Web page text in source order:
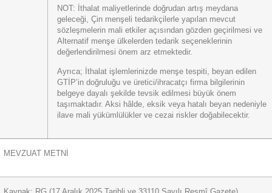
NOT: İthalat maliyetlerinde doğrudan artış meydana
geleceği, Çin menşeli tedarikçilerle yapılan mevcut
sözleşmelerin mali etkiler açısından gözden geçirilmesi ve
Alternatif menşe ülkelerden tedarik seçeneklerinin
değerlendirilmesi önem arz etmektedir.
Ayrıca; İthalat işlemlerinizde menşe tespiti, beyan edilen
GTİP’in doğruluğu ve üretici/ihracatçı firma bilgilerinin
belgeye dayalı şekilde tevsik edilmesi büyük önem
taşımaktadır. Aksi hâlde, eksik veya hatalı beyan nedeniyle
ilave mali yükümlülükler ve cezai riskler doğabilecektir.
MEVZUAT METNİ